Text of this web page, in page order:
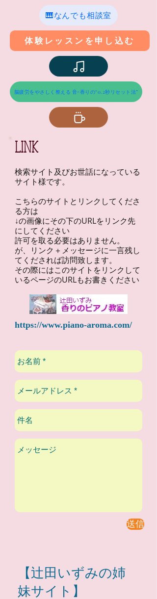
🎹なんでも相談室
体験レッスンを申し込む
脳疲労をやさしく整える 音×香りの“0.2秒リセット法”
LINK
検索サイト及びお世話になっている
サイト様です。
こちらのサイトとリンクしてくださ
る方は
↓の画像にその下のURLをリンク先
にしてください
許可を取る必要はありません。
が、リンク＋メッセージに一言残し
てくだされば訪問致します。
その際にはこのサイトをリンクして
いるページのURLもお書きください
https://www.piano-aroma.com/
送信
【辻󠄀田いずみの姉
妹サイト】